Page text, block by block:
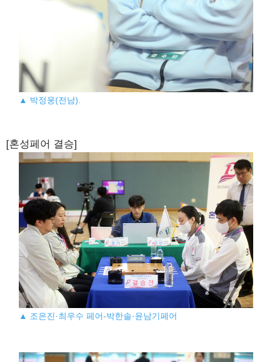
▲ 박정웅(전남).
[혼성페어 결승]
▲ 조은진·최우수 페어-박한솔·윤남기페어